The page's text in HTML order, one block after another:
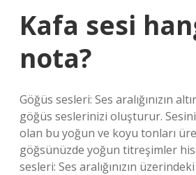
Kafa sesi
nota?
Göğüs sesleri: Ses aralığınızın
göğüs seslerinizi oluşturur.
olan bu yoğun ve koyu tonları
göğsünüzde yoğun titreşimler
sesleri: Ses aralığınızın